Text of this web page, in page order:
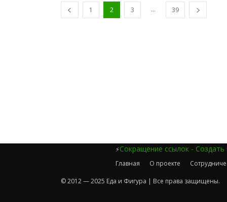
1 2 3 ... 39
⚡Сокращение ссылок - Создать
Главная О проекте
© 2012 — 2025 Еда и Фигура | Все права защищены.